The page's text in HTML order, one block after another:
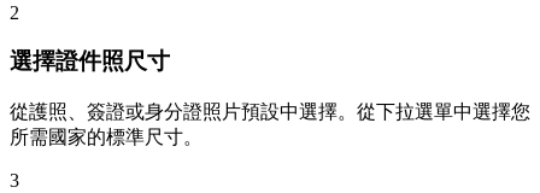
2
選擇證件照尺寸
從護照、簽證或身分證照片預設中選擇。從下拉選單中選擇您
所需國家的標準尺寸。
3